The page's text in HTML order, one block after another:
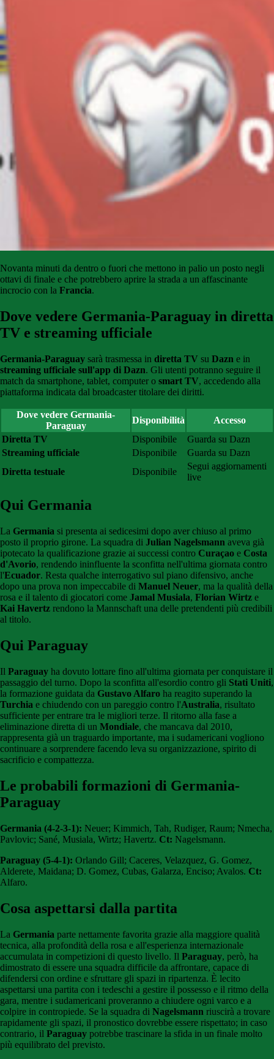
Novanta minuti da dentro o fuori che mettono in palio un posto negli
ottavi di finale e che potrebbero aprire la strada a un affascinante
incrocio con la Francia.
Dove vedere Germania-Paraguay in diretta
TV e streaming ufficiale
Germania-Paraguay sarà trasmessa in diretta TV su Dazn e in
streaming ufficiale sull'app di Dazn. Gli utenti potranno seguire il
match da smartphone, tablet, computer o smart TV, accedendo alla
piattaforma indicata dal broadcaster titolare dei diritti.
Dove vedere Germania-
Paraguay
Disponibilità
Accesso
Diretta TV
Disponibile
Guarda su Dazn
Streaming ufficiale
Disponibile
Guarda su Dazn
Diretta testuale
Disponibile
Segui aggiornamenti
live
Qui Germania
La Germania si presenta ai sedicesimi dopo aver chiuso al primo
posto il proprio girone. La squadra di Julian Nagelsmann aveva già
ipotecato la qualificazione grazie ai successi contro Curaçao e Costa
d'Avorio, rendendo ininfluente la sconfitta nell'ultima giornata contro
l'Ecuador. Resta qualche interrogativo sul piano difensivo, anche
dopo una prova non impeccabile di Manuel Neuer, ma la qualità della
rosa e il talento di giocatori come Jamal Musiala, Florian Wirtz e
Kai Havertz rendono la Mannschaft una delle pretendenti più credibili
al titolo.
Qui Paraguay
Il Paraguay ha dovuto lottare fino all'ultima giornata per conquistare il
passaggio del turno. Dopo la sconfitta all'esordio contro gli Stati Uniti,
la formazione guidata da Gustavo Alfaro ha reagito superando la
Turchia e chiudendo con un pareggio contro l'Australia, risultato
sufficiente per entrare tra le migliori terze. Il ritorno alla fase a
eliminazione diretta di un Mondiale, che mancava dal 2010,
rappresenta già un traguardo importante, ma i sudamericani vogliono
continuare a sorprendere facendo leva su organizzazione, spirito di
sacrificio e compattezza.
Le probabili formazioni di Germania-
Paraguay
Germania (4-2-3-1): Neuer; Kimmich, Tah, Rudiger, Raum; Nmecha,
Pavlovic; Sané, Musiala, Wirtz; Havertz. Ct: Nagelsmann.
Paraguay (5-4-1): Orlando Gill; Caceres, Velazquez, G. Gomez,
Alderete, Maidana; D. Gomez, Cubas, Galarza, Enciso; Avalos. Ct:
Alfaro.
Cosa aspettarsi dalla partita
La Germania parte nettamente favorita grazie alla maggiore qualità
tecnica, alla profondità della rosa e all'esperienza internazionale
accumulata in competizioni di questo livello. Il Paraguay, però, ha
dimostrato di essere una squadra difficile da affrontare, capace di
difendersi con ordine e sfruttare gli spazi in ripartenza. È lecito
aspettarsi una partita con i tedeschi a gestire il possesso e il ritmo della
gara, mentre i sudamericani proveranno a chiudere ogni varco e a
colpire in contropiede. Se la squadra di Nagelsmann riuscirà a trovare
rapidamente gli spazi, il pronostico dovrebbe essere rispettato; in caso
contrario, il Paraguay potrebbe trascinare la sfida in un finale molto
più equilibrato del previsto.